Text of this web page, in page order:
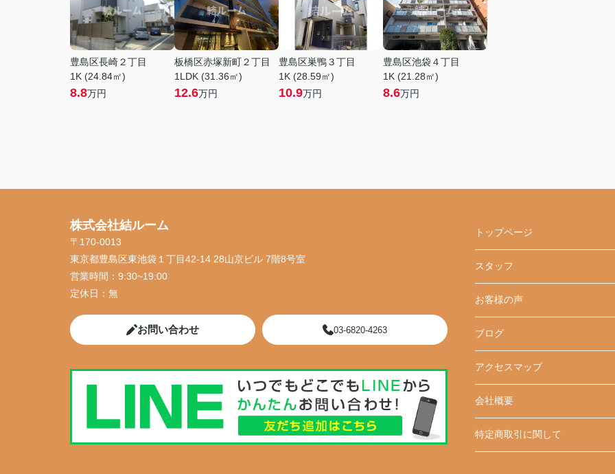
豊島区長崎２丁目
1K (24.84㎡)
8.8万円
板橋区赤塚新町２丁目
1LDK (31.36㎡)
12.6万円
豊島区巣鴨３丁目
1K (28.59㎡)
10.9万円
豊島区池袋４丁目
1K (21.28㎡)
8.6万円
株式会社結ルーム
〒170-0013
東京都豊島区東池袋１丁目42-14 28山京ビル 7階8号室
営業時間： 9:30~19:00
定休日： 無
お問い合わせ 03-6820-4263
トップページ
スタッフ
お客様の声
ブログ
アクセスマップ
会社概要
特定商取引に関して